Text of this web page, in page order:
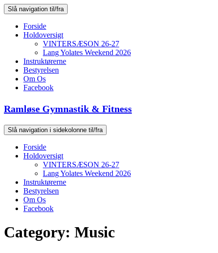
Slå navigation til/fra
Forside
Holdoversigt
VINTERSÆSON 26-27
Lang Yolates Weekend 2026
Instruktørerne
Bestyrelsen
Om Os
Facebook
Ramløse Gymnastik & Fitness
Slå navigation i sidekolonne til/fra
Forside
Holdoversigt
VINTERSÆSON 26-27
Lang Yolates Weekend 2026
Instruktørerne
Bestyrelsen
Om Os
Facebook
Category: Music